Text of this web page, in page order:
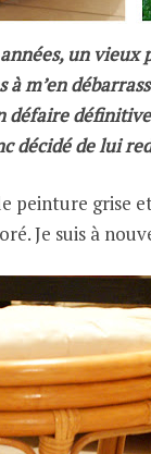
un
m’en
défaire
décidé de lui
peinture grise
Je suis à